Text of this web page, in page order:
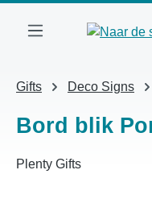
Gifts Deco Signs
Bord blik
Plenty Gifts